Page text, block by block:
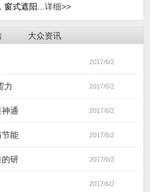
式遮阳... 详细>>
大众资讯
2017/6/2
力 2017/6/2
通 2017/6/2
节能 2017/6/2
的研 2017/6/2
2017/6/2